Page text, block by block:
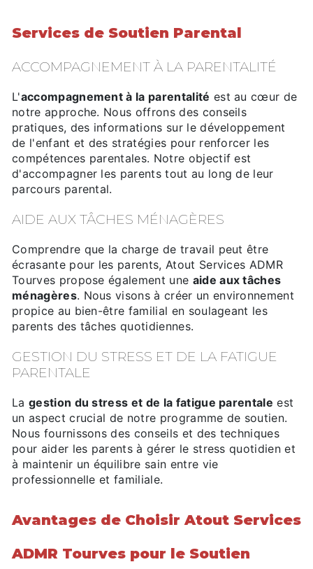
Services de Soutien Parental
ACCOMPAGNEMENT À LA PARENTALITÉ
L'accompagnement à la parentalité est au cœur de
notre approche. Nous offrons des conseils
pratiques, des informations sur le développement
de l'enfant et des stratégies pour renforcer les
compétences parentales. Notre objectif est
d'accompagner les parents tout au long de leur
parcours parental.
AIDE AUX TÂCHES MÉNAGÈRES
Comprendre que la charge de travail peut être
écrasante pour les parents, Atout Services ADMR
Tourves propose également une aide aux tâches
ménagères. Nous visons à créer un environnement
propice au bien-être familial en soulageant les
parents des tâches quotidiennes.
GESTION DU STRESS ET DE LA FATIGUE
PARENTALE
La gestion du stress et de la fatigue parentale est
un aspect crucial de notre programme de soutien.
Nous fournissons des conseils et des techniques
pour aider les parents à gérer le stress quotidien et
à maintenir un équilibre sain entre vie
professionnelle et familiale.
Avantages de Choisir Atout Services
ADMR Tourves pour le Soutien